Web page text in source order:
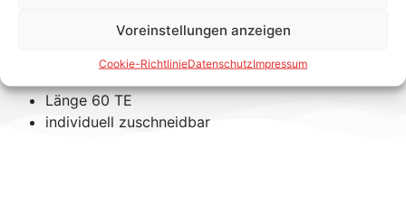
Voreinstellungen anzeigen
Cookie-RichtlinieDatenschutzImpressum
Querschnitt: 10.0mm²
Klemmform: Stift
Länge 60 TE
individuell zuschneidbar